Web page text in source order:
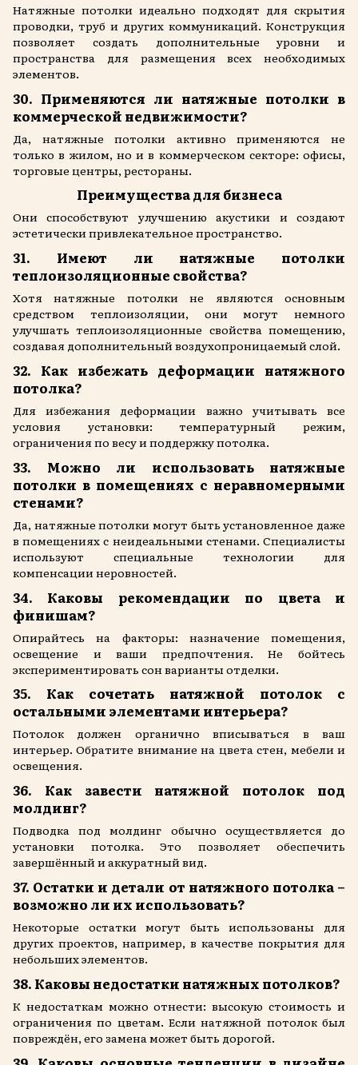
Натяжные потолки идеально подходят для скрытия
проводки, труб и других коммуникаций. Конструкция
позволяет создать дополнительные уровни и
пространства для размещения всех необходимых
элементов.
30. Применяются ли натяжные потолки в
коммерческой недвижимости?
Да, натяжные потолки активно применяются не
только в жилом, но и в коммерческом секторе: офисы,
торговые центры, рестораны.
Преимущества для бизнеса
Они способствуют улучшению акустики и создают
эстетически привлекательное пространство.
31. Имеют ли натяжные потолки
теплоизоляционные свойства?
Хотя натяжные потолки не являются основным
средством теплоизоляции, они могут немного
улучшать теплоизоляционные свойства помещению,
создавая дополнительный воздухопроницаемый слой.
32. Как избежать деформации натяжного
потолка?
Для избежания деформации важно учитывать все
условия установки: температурный режим,
ограничения по весу и поддержку потолка.
33. Можно ли использовать натяжные
потолки в помещениях с неравномерными
стенами?
Да, натяжные потолки могут быть установленное даже
в помещениях с неидеальными стенами. Специалисты
используют специальные технологии для
компенсации неровностей.
34. Каковы рекомендации по цвета и
финишам?
Опирайтесь на факторы: назначение помещения,
освещение и ваши предпочтения. Не бойтесь
экспериментировать сон варианты отделки.
35. Как сочетать натяжной потолок с
остальными элементами интерьера?
Потолок должен органично вписываться в ваш
интерьер. Обратите внимание на цвета стен, мебели и
освещения.
36. Как завести натяжной потолок под
молдинг?
Подводка под молдинг обычно осуществляется до
установки потолка. Это позволяет обеспечить
завершённый и аккуратный вид.
37. Остатки и детали от натяжного потолка –
возможно ли их использовать?
Некоторые остатки могут быть использованы для
других проектов, например, в качестве покрытия для
небольших элементов.
38. Каковы недостатки натяжных потолков?
К недостаткам можно отнести: высокую стоимость и
ограничения по цветам. Если натяжной потолок был
повреждён, его замена может быть дорогой.